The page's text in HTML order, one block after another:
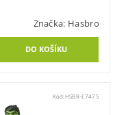
Značka: Hasbro
Kód: HSBR-E7475